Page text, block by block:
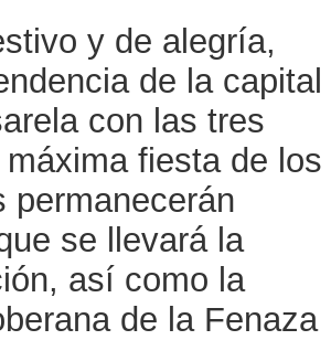
y de alegría,
de la capital
con las tres
fiesta de los
permanecerán
se llevará la
así como la
de la Fenaza